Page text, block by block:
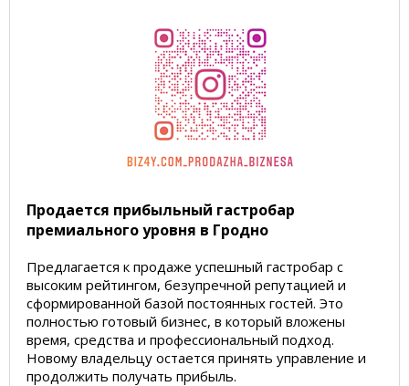
Продается прибыльный гастробар
премиального уровня в Гродно
Предлагается к продаже успешный гастробар с
высоким рейтингом, безупречной репутацией и
сформированной базой постоянных гостей. Это
полностью готовый бизнес, в который вложены
время, средства и профессиональный подход.
Новому владельцу остается принять управление и
продолжить получать прибыль.